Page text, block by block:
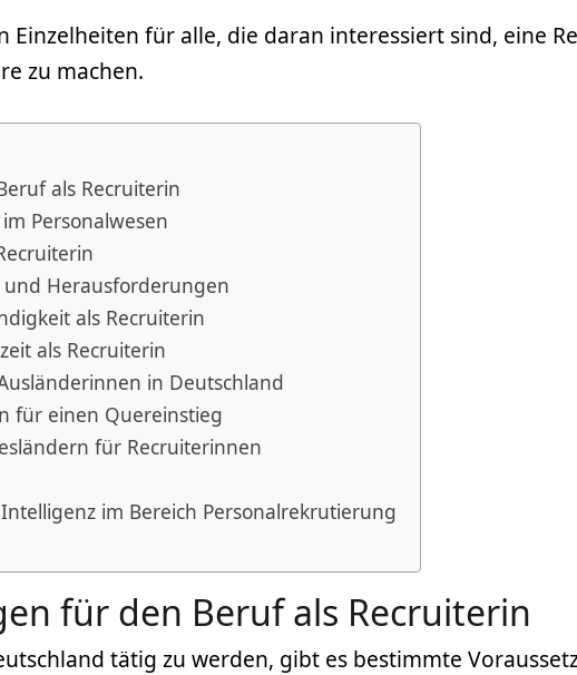
Einzelheiten für alle, die daran interessiert sind, eine
zu machen.
als Recruiterin
Personalwesen
und Herausforderungen
als Recruiterin
als Recruiterin
in Deutschland
für einen Quereinstieg
für Recruiterinnen
im Bereich Personalrekrutierung
für den Beruf als Recruiterin
tätig zu werden, gibt es bestimmte